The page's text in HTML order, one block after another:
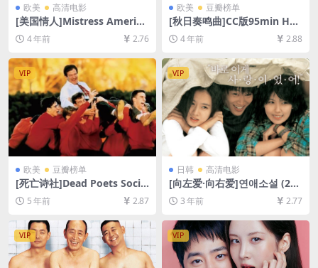
欧美 高清电影
[美国情人]Mistress America
(2015)[百度网盘+迅雷云盘资
源1080P超清未删减][MP4/5.
4 年前 2.76
欧美 豆瓣榜单
[秋日奏鸣曲]CC版95min Hös
tsonaten (1978)[百度网盘
+迅雷云盘资源1080P超清未
4 年前 2.88
VIP
欧美 豆瓣榜单
[死亡诗社]Dead Poets Socie
ty (1989)[百度网盘+迅雷云盘
资源1080P超清未删减][MP4/
8.3GB][中英字幕]
5 年前 2.87
VIP
日韩 高清电影
[向左爱·向右爱]연애소설 (200
2)[百度网盘+迅雷云盘资源10
80P超清未删减][MP4/6GB]
[韩语中字]
3 年前 2.77
VIP VIP